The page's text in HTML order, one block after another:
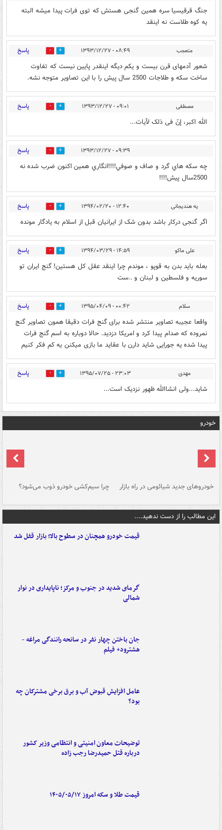
جنگ قرقیسیا سره همین گنجی هستش که توی فرات پیدا میشه البته
یه کوه طلاست نه اینقد
متعجب ۰۸:۴۹ - ۱۳۹۳/۱۲/۲۷ 1 پاسخ
شعور آدمهای قرن بیست و یکم دیگه اینقدر پایین نیست که تفاوت
ساخت سکه و طلاجات 2500 سال پیش را با این تصاویر متوجه نشه.
مصطفی ۰۹:۰۱ - ۱۳۹۳/۱۲/۲۷ 1 پاسخ
الله اکبر، إنّ فی ذلک لآیات...
۰۹:۳۹ - ۱۳۹۳/۱۲/۲۷ 1 پاسخ
چه سكه هاي گرد و صاف و صوفي!!!!انگاري همين اكنون ضرب شده نه
2500سال پيش!!!!
یه هندیجانی ۱۲:۴۰ - ۱۳۹۴/۰۲/۲۰ 1 پاسخ
اگر گنجی درکار باشد بدون شک از ایرانیان قبل از اسلام به یادگار مونده
علی ماکو ۱۴:۵۹ - ۱۳۹۴/۰۳/۲۹ 0 پاسخ
بعله باید بدن به قوپو ، موندم چرا اینقد عقل کل هستین‏!‏ گنج ایران تو
سوریه و فلسطین و لبنان و .‏.ست
سلام ۰۰:۴۲ - ۱۳۹۵/۰۴/۰۹ 1 پاسخ
واقعا عجیبه تصاویر منتشر شده برای گنج فرات دقیقا همون تصاویر گنج
نمروده که صدام پیدا کرد و امریکا دزدید. حالا دوباره به اسم گنج فرات
پیدا شده یه جورایی شاید دارن با عقاید ما بازی میکنن یه کم فکر کنیم
مهدی ۲۳:۰۳ - ۱۳۹۵/۰۷/۲۵ 3 پاسخ
شاید...ولی انشاالله ظهور نزدیک است...
خودرو
خودروهای جدید شیائومی در راه بازار چرا سیم‌کشی خودرو ذوب می‌شود؟
این مطالب را از دست ندهید....
قیمت خودرو همچنان در سطوح بالا؛ بازار قفل شد
گرمای شدید در جنوب و مرکز؛ ناپایداری در نوار
شمالی
جان باختن چهار نفر در سانحه رانندگی مراغه -
هشترود+ فیلم
عامل افزایش قبوض آب و برق برخی مشترکان چه
بود؟
توضیحات معاون امنیتی و انتظامی وزیر کشور
درباره قتل حمیدرضا رجب زاده
قیمت طلا و سکه امروز ۱۴۰۵/۰۵/۱۷